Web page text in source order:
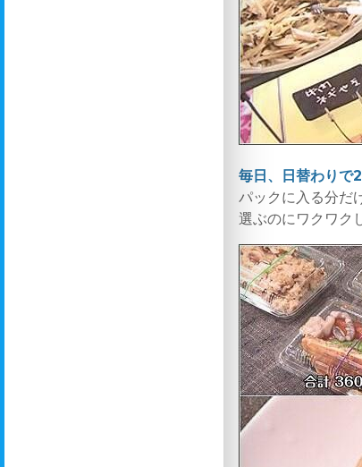
毎日、日替わりで
パックに入る分だ
選ぶのにワクワク